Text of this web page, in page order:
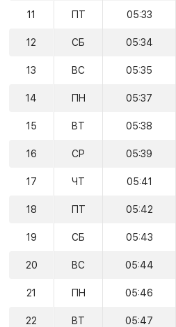
11 ПТ 05:33
12 СБ 05:34
13 ВС 05:35
14 ПН 05:37
15 ВТ 05:38
16 СР 05:39
17 ЧТ 05:41
18 ПТ 05:42
19 СБ 05:43
20 ВС 05:44
21 ПН 05:46
22 ВТ 05:47